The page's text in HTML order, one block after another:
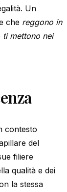
Un
che reggono in
ti mettono nei
contesto
del
filiere
qualità e dei
la stessa